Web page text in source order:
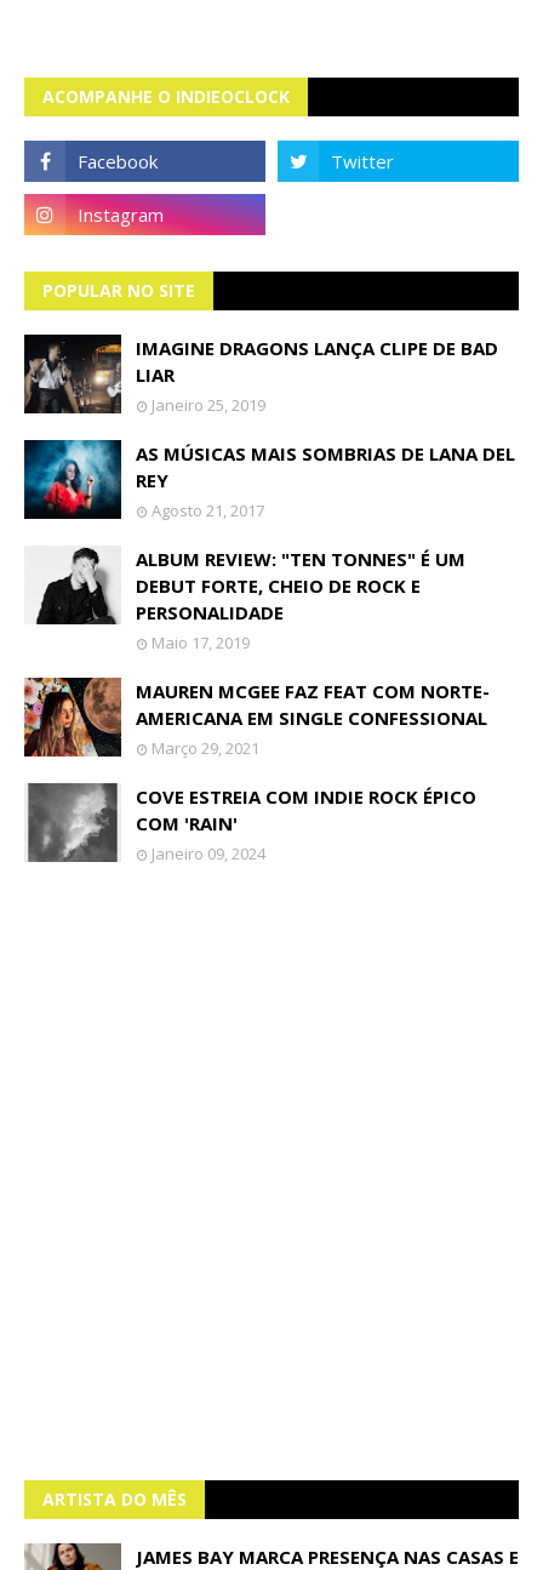
ACOMPANHE O INDIEOCLOCK
POPULAR NO SITE
IMAGINE DRAGONS LANÇA CLIPE DE BAD
LIAR
Janeiro 25, 2019
AS MÚSICAS MAIS SOMBRIAS DE LANA DEL
REY
Agosto 21, 2017
ALBUM REVIEW: "TEN TONNES" É UM
DEBUT FORTE, CHEIO DE ROCK E
PERSONALIDADE
Maio 17, 2019
MAUREN MCGEE FAZ FEAT COM NORTE-
AMERICANA EM SINGLE CONFESSIONAL
Março 29, 2021
COVE ESTREIA COM INDIE ROCK ÉPICO
COM 'RAIN'
Janeiro 09, 2024
ARTISTA DO MÊS
JAMES BAY MARCA PRESENÇA NAS CASAS E